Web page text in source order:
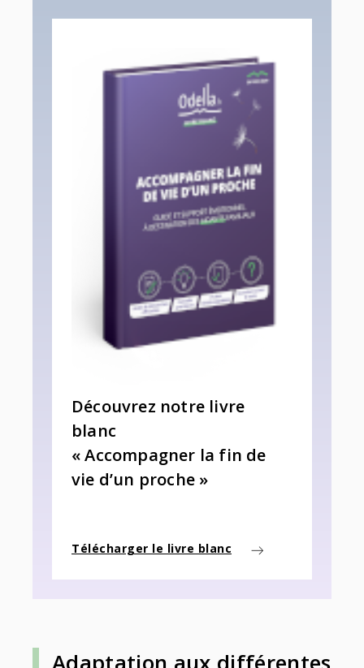
Découvrez notre livre
blanc
« Accompagner la fin de
vie d’un proche »
Télécharger le livre blanc